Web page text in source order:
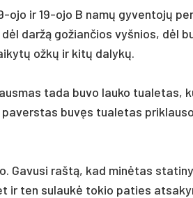
ir 19-ojo B namų gy­ven­tojų
daržą go­žian­čios vyš­nios, dėl
ožkų ir kitų da­lykų.
ta­da bu­vo lau­ko tua­le­tas,
buvęs tua­le­tas
Ga­vu­si raštą, kad minė­tas
ir ten su­laukė to­kio pa­ties